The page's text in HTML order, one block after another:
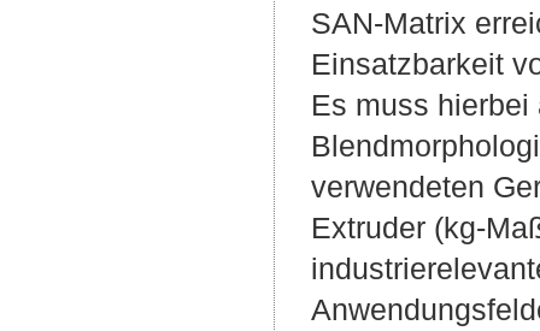
SAN-Matrix
Einsatzbarkeit
Es muss
verwendeten
Extruder (kg-